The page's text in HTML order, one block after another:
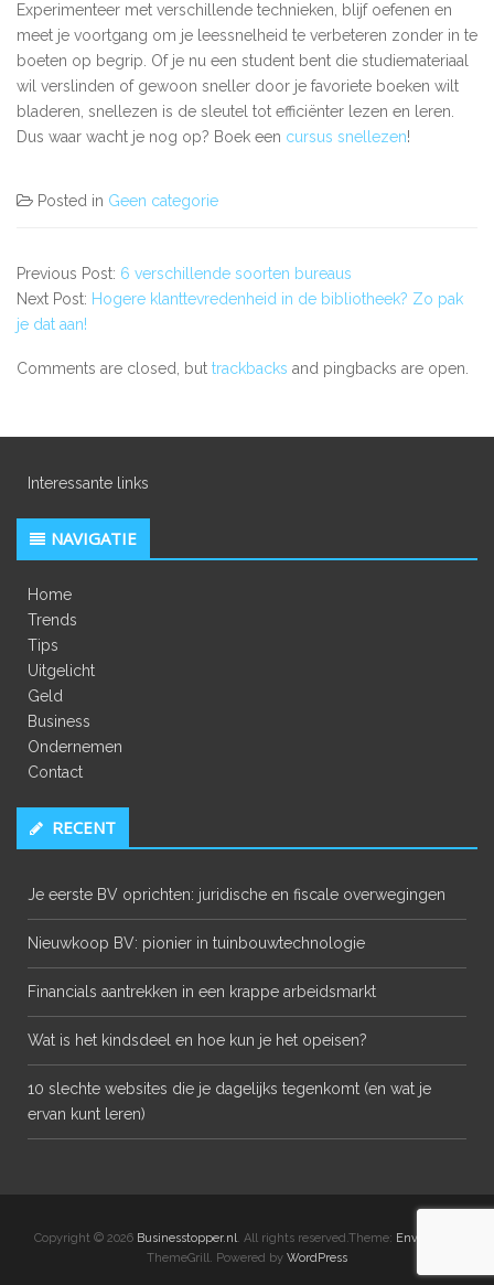
Experimenteer met verschillende technieken, blijf oefenen en
meet je voortgang om je leessnelheid te verbeteren zonder in te
boeten op begrip. Of je nu een student bent die studiemateriaal
wil verslinden of gewoon sneller door je favoriete boeken wilt
bladeren, snellezen is de sleutel tot efficiënter lezen en leren.
Dus waar wacht je nog op? Boek een cursus snellezen!
Posted in Geen categorie
Previous Post: 6 verschillende soorten bureaus
Next Post: Hogere klanttevredenheid in de bibliotheek? Zo pak
je dat aan!
Comments are closed, but trackbacks and pingbacks are open.
Interessante links
NAVIGATIE
Home
Trends
Tips
Uitgelicht
Geld
Business
Ondernemen
Contact
RECENT
Je eerste BV oprichten: juridische en fiscale overwegingen
Nieuwkoop BV: pionier in tuinbouwtechnologie
Financials aantrekken in een krappe arbeidsmarkt
Wat is het kindsdeel en hoe kun je het opeisen?
10 slechte websites die je dagelijks tegenkomt (en wat je
ervan kunt leren)
Copyright © 2026 Businesstopper.nl. All rights reserved.Theme: Envince
ThemeGrill. Powered by WordPress